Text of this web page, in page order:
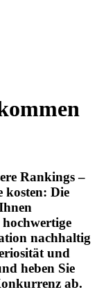
Rankings –
kosten: Die
nachhaltig
und
heben Sie
ab.